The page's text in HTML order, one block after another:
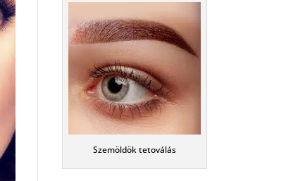
Szemöldök tetoválás